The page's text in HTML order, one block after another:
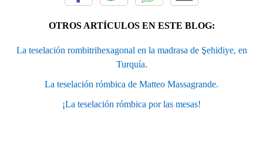
OTROS ARTÍCULOS EN ESTE BLOG:
La teselación rombitrihexagonal en la madrasa de Şehidiye, en
Turquía.
La teselación rómbica de Matteo Massagrande.
¡La teselación rómbica por las mesas!